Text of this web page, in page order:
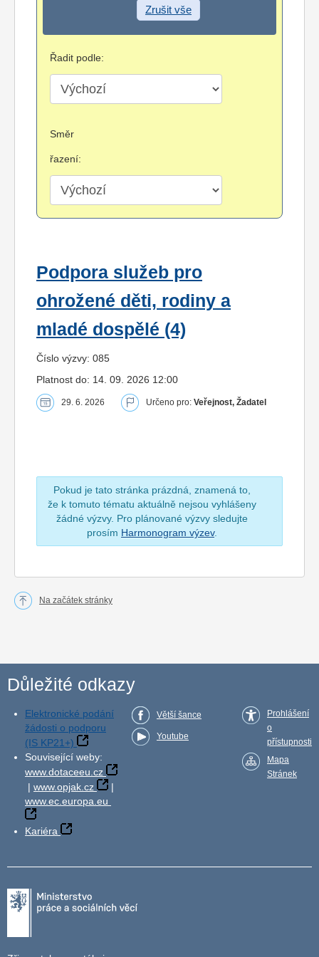
Zrušit vše
Řadit podle:
Směr
řazení:
Podpora služeb pro
ohrožené děti, rodiny a
mladé dospělé (4)
Číslo výzvy: 085
Platnost do: 14. 09. 2026 12:00
29. 6. 2026 Určeno pro: Veřejnost, Žadatel
Pokud je tato stránka prázdná, znamená to,
že k tomuto tématu aktuálně nejsou vyhlášeny
žádné výzvy. Pro plánované výzvy sledujte
prosím Harmonogram výzev.
Na začátek stránky
Důležité odkazy
Elektronické podání
žádosti o podporu
(IS KP21+)
Související weby:
www.dotaceeu.cz
| www.opjak.cz
|
www.ec.europa.eu
Kariéra
Větší šance
Youtube
Prohlášení
o
přístupnosti
Mapa
Stránek